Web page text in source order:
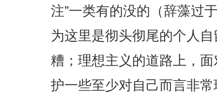
注”一类有的没的（辞藻过
为这里是彻头彻尾的个人
糟；理想主义的道路上，
护一些至少对自己而言非